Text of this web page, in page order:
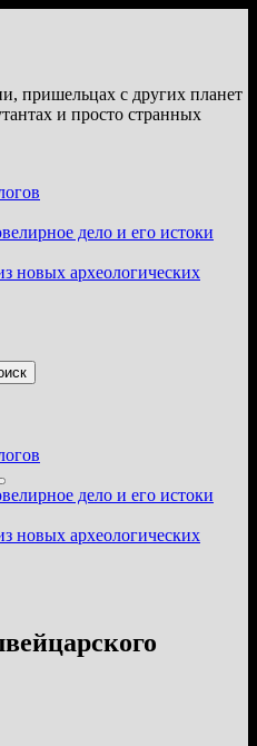
пришельцах с других планет
и просто странных
дело и его истоки
новых археологических
дело и его истоки
новых археологических